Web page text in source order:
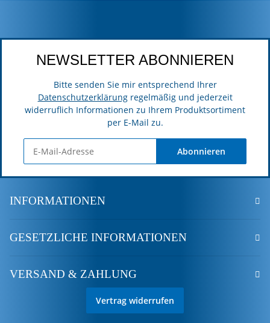
NEWSLETTER ABONNIEREN
Bitte senden Sie mir entsprechend Ihrer
Datenschutzerklärungregelmäßig und jederzeit
widerruflich Informationen zu Ihrem Produktsortiment
per E-Mail zu.
Abonnieren
INFORMATIONEN
GESETZLICHE INFORMATIONEN
VERSAND & ZAHLUNG
Vertrag widerrufen